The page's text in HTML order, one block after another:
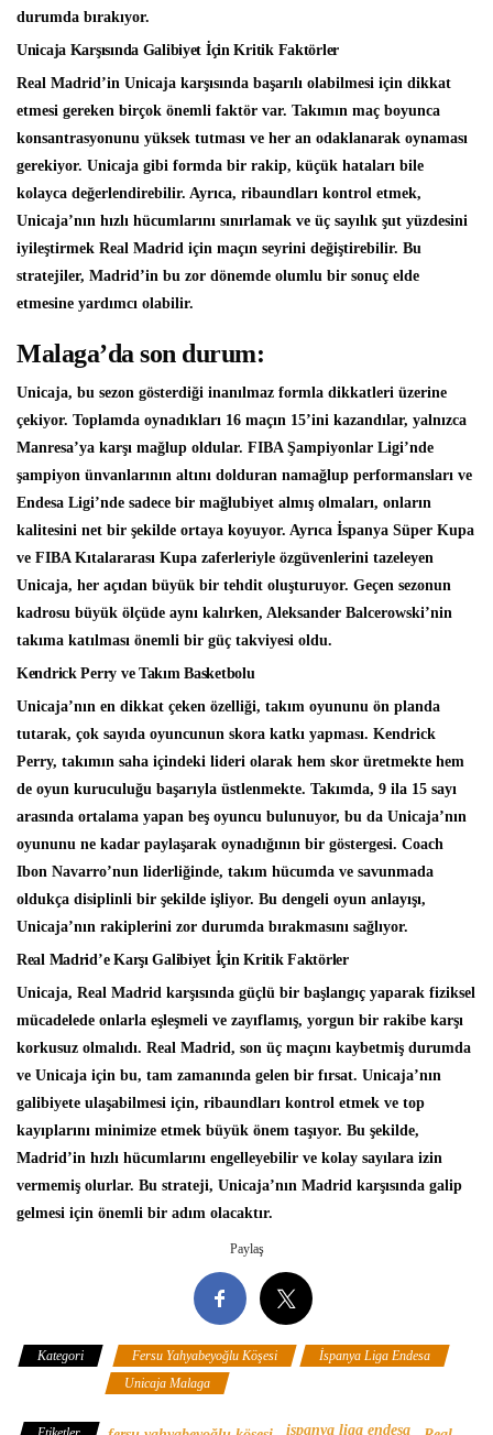
durumda bırakıyor.
Unicaja Karşısında Galibiyet İçin Kritik Faktörler
Real Madrid’in Unicaja karşısında başarılı olabilmesi için dikkat
etmesi gereken birçok önemli faktör var. Takımın maç boyunca
konsantrasyonunu yüksek tutması ve her an odaklanarak oynaması
gerekiyor. Unicaja gibi formda bir rakip, küçük hataları bile
kolayca değerlendirebilir. Ayrıca, ribaundları kontrol etmek,
Unicaja’nın hızlı hücumlarını sınırlamak ve üç sayılık şut yüzdesini
iyileştirmek Real Madrid için maçın seyrini değiştirebilir. Bu
stratejiler, Madrid’in bu zor dönemde olumlu bir sonuç elde
etmesine yardımcı olabilir.
Malaga’da son durum:
Unicaja, bu sezon gösterdiği inanılmaz formla dikkatleri üzerine
çekiyor. Toplamda oynadıkları 16 maçın 15’ini kazandılar, yalnızca
Manresa’ya karşı mağlup oldular. FIBA Şampiyonlar Ligi’nde
şampiyon ünvanlarının altını dolduran namağlup performansları ve
Endesa Ligi’nde sadece bir mağlubiyet almış olmaları, onların
kalitesini net bir şekilde ortaya koyuyor. Ayrıca İspanya Süper Kupa
ve FIBA Kıtalararası Kupa zaferleriyle özgüvenlerini tazeleyen
Unicaja, her açıdan büyük bir tehdit oluşturuyor. Geçen sezonun
kadrosu büyük ölçüde aynı kalırken, Aleksander Balcerowski’nin
takıma katılması önemli bir güç takviyesi oldu.
Kendrick Perry ve Takım Basketbolu
Unicaja’nın en dikkat çeken özelliği, takım oyununu ön planda
tutarak, çok sayıda oyuncunun skora katkı yapması. Kendrick
Perry, takımın saha içindeki lideri olarak hem skor üretmekte hem
de oyun kuruculuğu başarıyla üstlenmekte. Takımda, 9 ila 15 sayı
arasında ortalama yapan beş oyuncu bulunuyor, bu da Unicaja’nın
oyununu ne kadar paylaşarak oynadığının bir göstergesi. Coach
Ibon Navarro’nun liderliğinde, takım hücumda ve savunmada
oldukça disiplinli bir şekilde işliyor. Bu dengeli oyun anlayışı,
Unicaja’nın rakiplerini zor durumda bırakmasını sağlıyor.
Real Madrid’e Karşı Galibiyet İçin Kritik Faktörler
Unicaja, Real Madrid karşısında güçlü bir başlangıç yaparak fiziksel
mücadelede onlarla eşleşmeli ve zayıflamış, yorgun bir rakibe karşı
korkusuz olmalıdı. Real Madrid, son üç maçını kaybetmiş durumda
ve Unicaja için bu, tam zamanında gelen bir fırsat. Unicaja’nın
galibiyete ulaşabilmesi için, ribaundları kontrol etmek ve top
kayıplarını minimize etmek büyük önem taşıyor. Bu şekilde,
Madrid’in hızlı hücumlarını engelleyebilir ve kolay sayılara izin
vermemiş olurlar. Bu strateji, Unicaja’nın Madrid karşısında galip
gelmesi için önemli bir adım olacaktır.
Paylaş
Kategori Fersu Yahyabeyoğlu Köşesi
İspanya Liga Endesa
Unicaja Malaga
ispanya liga endesa